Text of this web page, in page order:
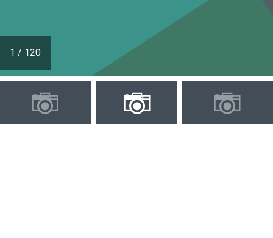
1 / 120